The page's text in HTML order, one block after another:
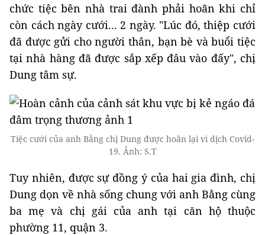
chức tiệc bên nhà trai đành phải hoãn khi chỉ
còn cách ngày cưới... 2 ngày. "Lúc đó, thiệp cưới
đã được gửi cho người thân, bạn bè và buổi tiệc
tại nhà hàng đã được sắp xếp đâu vào đấy", chị
Dung tâm sự.
Tiệc cưới của anh Bằng chị Dung được hoãn lại vì dịch Covid-
19. Ảnh: S.T
Tuy nhiên, được sự đồng ý của hai gia đình, chị
Dung dọn về nhà sống chung với anh Bằng cùng
ba mẹ và chị gái của anh tại căn hộ thuộc
phường 11, quận 3.